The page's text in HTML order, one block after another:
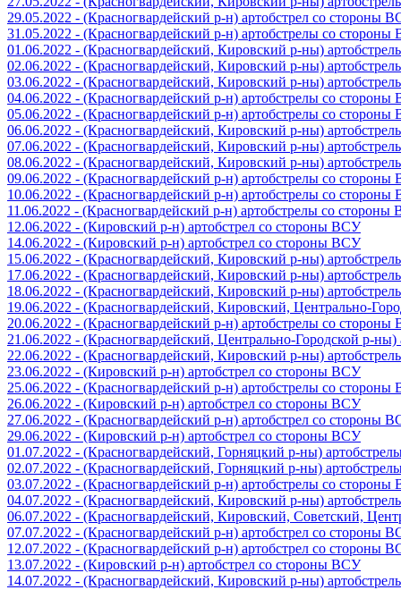
29.05.2022 - (Красногвардейский р-н) артобстрел со стороны
31.05.2022 - (Красногвардейский р-н) артобстрелы со
01.06.2022 - (Красногвардейский, Кировский р-ны)
02.06.2022 - (Красногвардейский, Кировский р-ны)
03.06.2022 - (Красногвардейский, Кировский р-ны)
04.06.2022 - (Красногвардейский р-н) артобстрелы со
05.06.2022 - (Красногвардейский р-н) артобстрелы со
06.06.2022 - (Красногвардейский, Кировский р-ны)
07.06.2022 - (Красногвардейский, Кировский р-ны)
08.06.2022 - (Красногвардейский, Кировский р-ны)
09.06.2022 - (Красногвардейский р-н) артобстрелы со
10.06.2022 - (Красногвардейский р-н) артобстрелы со
11.06.2022 - (Красногвардейский р-н) артобстрелы со стороны
12.06.2022 - (Кировский р-н) артобстрел со стороны ВСУ
14.06.2022 - (Кировский р-н) артобстрел со стороны ВСУ
15.06.2022 - (Красногвардейский, Кировский р-ны)
17.06.2022 - (Красногвардейский, Кировский р-ны)
18.06.2022 - (Красногвардейский, Кировский р-ны)
19.06.2022 - (Красногвардейский, Кировский, Центрально-
20.06.2022 - (Красногвардейский р-н) артобстрелы со
21.06.2022 - (Красногвардейский, Центрально-Городской р-
22.06.2022 - (Красногвардейский, Кировский р-ны)
23.06.2022 - (Кировский р-н) артобстрел со стороны ВСУ
25.06.2022 - (Красногвардейский р-н) артобстрелы со
26.06.2022 - (Кировский р-н) артобстрел со стороны ВСУ
27.06.2022 - (Красногвардейский р-н) артобстрел со стороны
29.06.2022 - (Кировский р-н) артобстрел со стороны ВСУ
01.07.2022 - (Красногвардейский, Горняцкий р-ны)
02.07.2022 - (Красногвардейский, Горняцкий р-ны)
03.07.2022 - (Красногвардейский р-н) артобстрелы со
04.07.2022 - (Красногвардейский, Кировский р-ны)
06.07.2022 - (Красногвардейский, Кировский, Советский,
07.07.2022 - (Красногвардейский р-н) артобстрел со стороны
12.07.2022 - (Красногвардейский р-н) артобстрел со стороны
13.07.2022 - (Кировский р-н) артобстрел со стороны ВСУ
14.07.2022 - (Красногвардейский, Кировский р-ны)